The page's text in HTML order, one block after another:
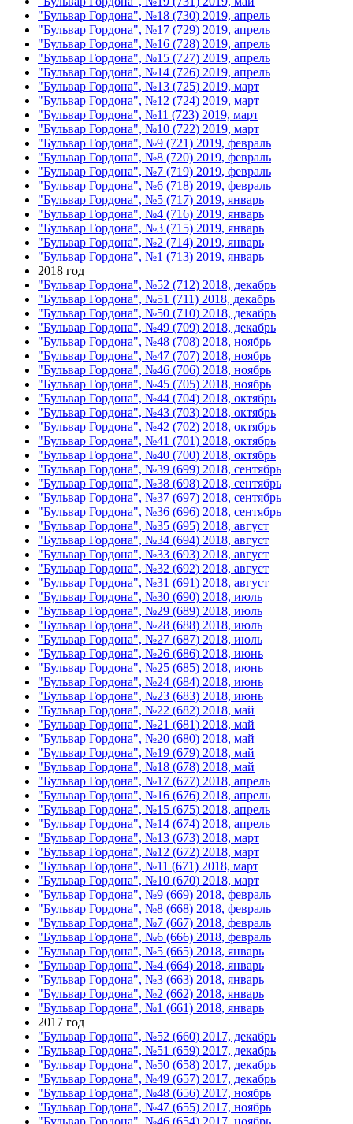
"Бульвар Гордона", №18 (730) 2019, апрель
"Бульвар Гордона", №17 (729) 2019, апрель
"Бульвар Гордона", №16 (728) 2019, апрель
"Бульвар Гордона", №15 (727) 2019, апрель
"Бульвар Гордона", №14 (726) 2019, апрель
"Бульвар Гордона", №13 (725) 2019, март
"Бульвар Гордона", №12 (724) 2019, март
"Бульвар Гордона", №11 (723) 2019, март
"Бульвар Гордона", №10 (722) 2019, март
"Бульвар Гордона", №9 (721) 2019, февраль
"Бульвар Гордона", №8 (720) 2019, февраль
"Бульвар Гордона", №7 (719) 2019, февраль
"Бульвар Гордона", №6 (718) 2019, февраль
"Бульвар Гордона", №5 (717) 2019, январь
"Бульвар Гордона", №4 (716) 2019, январь
"Бульвар Гордона", №3 (715) 2019, январь
"Бульвар Гордона", №2 (714) 2019, январь
"Бульвар Гордона", №1 (713) 2019, январь
2018 год
"Бульвар Гордона", №52 (712) 2018, декабрь
"Бульвар Гордона", №51 (711) 2018, декабрь
"Бульвар Гордона", №50 (710) 2018, декабрь
"Бульвар Гордона", №49 (709) 2018, декабрь
"Бульвар Гордона", №48 (708) 2018, ноябрь
"Бульвар Гордона", №47 (707) 2018, ноябрь
"Бульвар Гордона", №46 (706) 2018, ноябрь
"Бульвар Гордона", №45 (705) 2018, ноябрь
"Бульвар Гордона", №44 (704) 2018, октябрь
"Бульвар Гордона", №43 (703) 2018, октябрь
"Бульвар Гордона", №42 (702) 2018, октябрь
"Бульвар Гордона", №41 (701) 2018, октябрь
"Бульвар Гордона", №40 (700) 2018, октябрь
"Бульвар Гордона", №39 (699) 2018, сентябрь
"Бульвар Гордона", №38 (698) 2018, сентябрь
"Бульвар Гордона", №37 (697) 2018, сентябрь
"Бульвар Гордона", №36 (696) 2018, сентябрь
"Бульвар Гордона", №35 (695) 2018, август
"Бульвар Гордона", №34 (694) 2018, август
"Бульвар Гордона", №33 (693) 2018, август
"Бульвар Гордона", №32 (692) 2018, август
"Бульвар Гордона", №31 (691) 2018, август
"Бульвар Гордона", №30 (690) 2018, июль
"Бульвар Гордона", №29 (689) 2018, июль
"Бульвар Гордона", №28 (688) 2018, июль
"Бульвар Гордона", №27 (687) 2018, июль
"Бульвар Гордона", №26 (686) 2018, июнь
"Бульвар Гордона", №25 (685) 2018, июнь
"Бульвар Гордона", №24 (684) 2018, июнь
"Бульвар Гордона", №23 (683) 2018, июнь
"Бульвар Гордона", №22 (682) 2018, май
"Бульвар Гордона", №21 (681) 2018, май
"Бульвар Гордона", №20 (680) 2018, май
"Бульвар Гордона", №19 (679) 2018, май
"Бульвар Гордона", №18 (678) 2018, май
"Бульвар Гордона", №17 (677) 2018, апрель
"Бульвар Гордона", №16 (676) 2018, апрель
"Бульвар Гордона", №15 (675) 2018, апрель
"Бульвар Гордона", №14 (674) 2018, апрель
"Бульвар Гордона", №13 (673) 2018, март
"Бульвар Гордона", №12 (672) 2018, март
"Бульвар Гордона", №11 (671) 2018, март
"Бульвар Гордона", №10 (670) 2018, март
"Бульвар Гордона", №9 (669) 2018, февраль
"Бульвар Гордона", №8 (668) 2018, февраль
"Бульвар Гордона", №7 (667) 2018, февраль
"Бульвар Гордона", №6 (666) 2018, февраль
"Бульвар Гордона", №5 (665) 2018, январь
"Бульвар Гордона", №4 (664) 2018, январь
"Бульвар Гордона", №3 (663) 2018, январь
"Бульвар Гордона", №2 (662) 2018, январь
"Бульвар Гордона", №1 (661) 2018, январь
2017 год
"Бульвар Гордона", №52 (660) 2017, декабрь
"Бульвар Гордона", №51 (659) 2017, декабрь
"Бульвар Гордона", №50 (658) 2017, декабрь
"Бульвар Гордона", №49 (657) 2017, декабрь
"Бульвар Гордона", №48 (656) 2017, ноябрь
"Бульвар Гордона", №47 (655) 2017, ноябрь
"Бульвар Гордона", №46 (654) 2017, ноябрь